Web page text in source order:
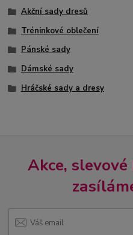
Akční sady dresů
Tréninkové oblečení
Pánské sady
Dámské sady
Hráčské sady a dresy
Akce,